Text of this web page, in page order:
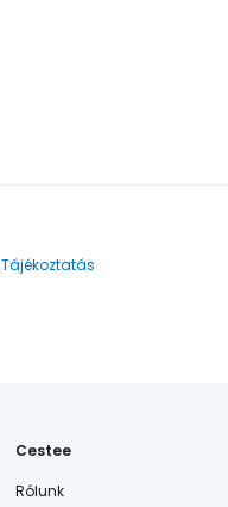
Tájékoztatás
Cestee
Rólunk